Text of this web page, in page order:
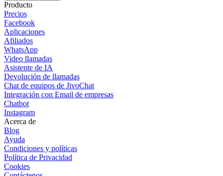
Producto
Precios
Facebook
Aplicaciones
Afiliados
WhatsApp
Video llamadas
Asistente de IA
Devolución de llamadas
Chat de equipos de JivoChat
Integración con Email de empresas
Chatbot
Instagram
Acerca de
Blog
Ayuda
Condiciones y políticas
Política de Privacidad
Cookies